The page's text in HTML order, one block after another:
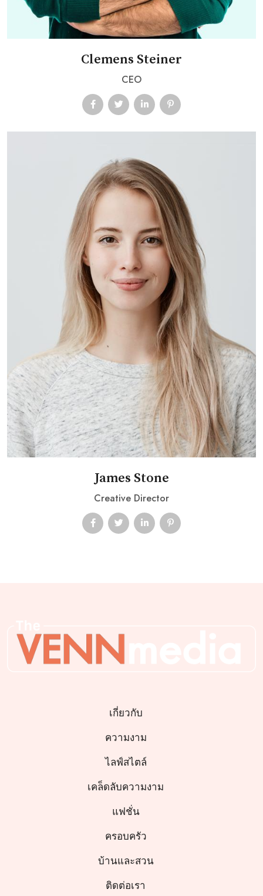
Clemens Steiner
CEO
James Stone
Creative Director
เกี่ยวกับ
ความงาม
ไลฟ์สไตล์
เคล็ดลับความงาม
แฟชั่น
ครอบครัว
บ้านและสวน
ติดต่อเรา